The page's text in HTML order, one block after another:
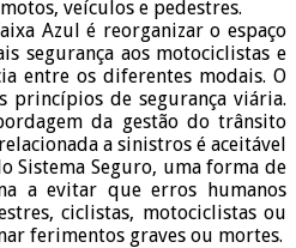
veículos e pedestres.
Azul é reorganizar o espaço
segurança aos motociclistas e
entre os diferentes modais. O
princípios de segurança viária.
da gestão do trânsito
a sinistros é aceitável
Sistema Seguro, uma forma de
a evitar que erros humanos
ciclistas, motociclistas ou
ferimentos graves ou mortes.